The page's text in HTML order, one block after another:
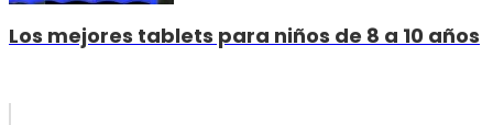
Los mejores tablets para niños de 8 a 10 años